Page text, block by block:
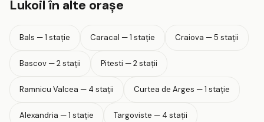
Lukoil în alte orașe
Bals — 1 stație Caracal — 1 stație Craiova — 5 stații
Bascov — 2 stații Pitesti — 2 stații
Ramnicu Valcea — 4 stații Curtea de Arges — 1 stație
Alexandria — 1 stație Targoviste — 4 stații